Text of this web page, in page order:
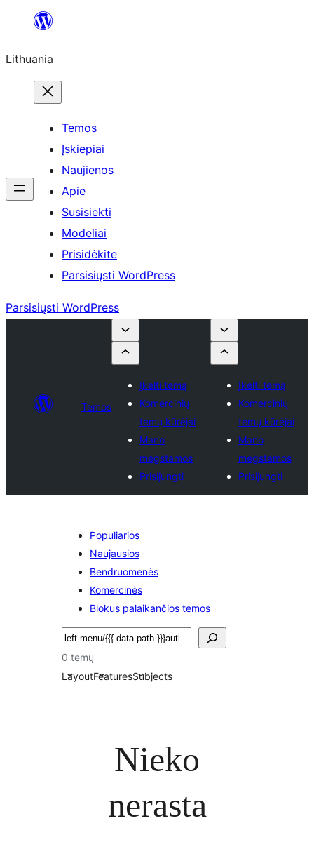
turinio
Lithuania
Temos
Įskiepiai
Naujienos
Apie
Susisiekti
Modeliai
Prisidėkite
Parsisiųsti WordPress
Parsisiųsti WordPress
Temos
Įkelti temą
Komercinių
temų kūrėjai
Mano
mėgstamos
Prisijungti
Įkelti temą
Komercinių
temų kūrėjai
Mano
mėgstamos
Prisijungti
Populiarios
Naujausios
Bendruomenės
Komercinės
Blokus palaikančios temos
Paieška
0 temų
LayoutFeaturesSubjects
Nieko
nerasta